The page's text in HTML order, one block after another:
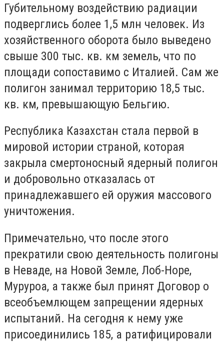
Губительному воздействию радиации
подверглись более 1,5 млн человек. Из
хозяйственного оборота было выведено
свыше 300 тыс. кв. км земель, что по
площади сопоставимо с Италией. Сам же
полигон занимал территорию 18,5 тыс.
кв. км, превышающую Бельгию.
Республика Казахстан стала первой в
мировой истории страной, которая
закрыла смертоносный ядерный полигон
и добровольно отказалась от
принадлежавшего ей оружия массового
уничтожения.
Примечательно, что после этого
прекратили свою деятельность полигоны
в Неваде, на Новой Земле, Лоб-Норе,
Муруроа, а также был принят Договор о
всеобъемлющем запрещении ядерных
испытаний. На сегодня к нему уже
присоединились 185, а ратифицировали